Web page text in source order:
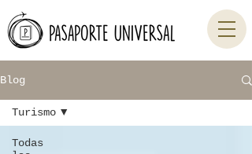
Blog
Todas
Turismo